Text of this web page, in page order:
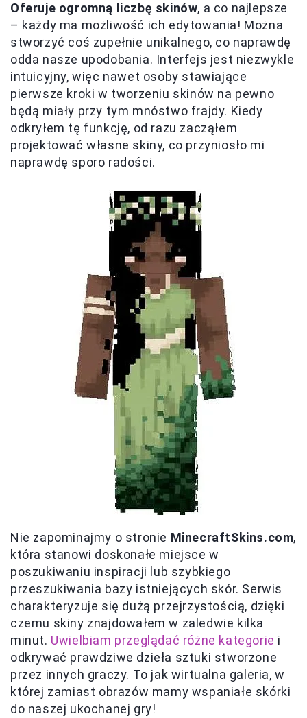
Oferuje ogromną liczbę skinów, a co najlepsze
– każdy ma możliwość ich edytowania! Można
stworzyć coś zupełnie unikalnego, co naprawdę
odda nasze upodobania. Interfejs jest niezwykle
intuicyjny, więc nawet osoby stawiające
pierwsze kroki w tworzeniu skinów na pewno
będą miały przy tym mnóstwo frajdy. Kiedy
odkryłem tę funkcję, od razu zacząłem
projektować własne skiny, co przyniosło mi
naprawdę sporo radości.
Nie zapominajmy o stronie MinecraftSkins.com,
która stanowi doskonałe miejsce w
poszukiwaniu inspiracji lub szybkiego
przeszukiwania bazy istniejących skór. Serwis
charakteryzuje się dużą przejrzystością, dzięki
czemu skiny znajdowałem w zaledwie kilka
minut. Uwielbiam przeglądać różne kategorie i
odkrywać prawdziwe dzieła sztuki stworzone
przez innych graczy. To jak wirtualna galeria, w
której zamiast obrazów mamy wspaniałe skórki
do naszej ukochanej gry!